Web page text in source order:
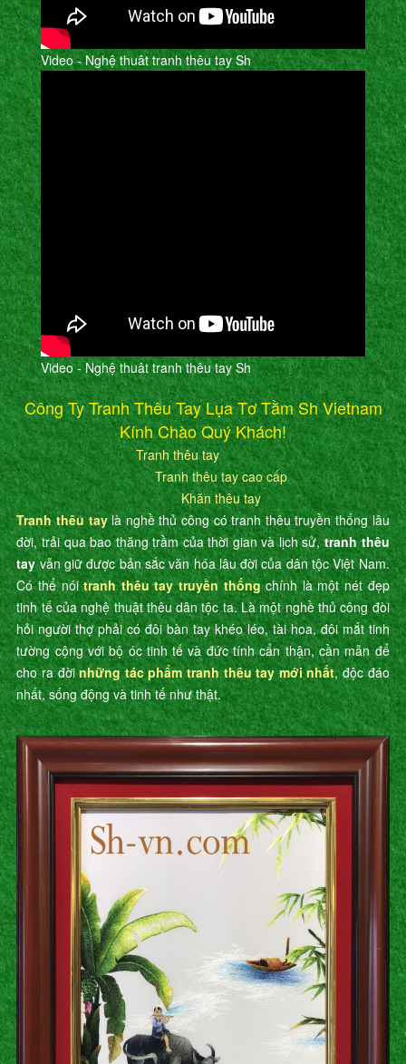
Video - Nghệ thuât tranh thêu tay Sh
Video - Nghệ thuât tranh thêu tay Sh
Công Ty Tranh Thêu Tay Lụa Tơ Tằm Sh Vietnam
Kính Chào Quý Khách!
Tranh thêu tay
Tranh thêu tay cao cấp
Khăn thêu tay
Tranh thêu taylà nghề thủ công có tranh thêu truyền thống lâu
đời, trải qua bao thăng trầm của thời gian và lịch sử,tranh thêu
tayvẫn giữ được bản sắc văn hóa lâu đời của dân tộc Việt Nam.
Có thể nóitranh thêu tay truyền thốngchính là một nét đẹp
tinh tế của nghệ thuật thêu dân tộc ta. Là một nghề thủ công đòi
hỏi người thợ phải có đôi bàn tay khéo léo, tài hoa, đôi mắt tinh
tường cộng với bộ óc tinh tế và đức tính cẩn thận, cần mẫn để
cho ra đờinhững tác phẩm tranh thêu tay mới nhất, độc đáo
nhất, sống động và tinh tế như thật.